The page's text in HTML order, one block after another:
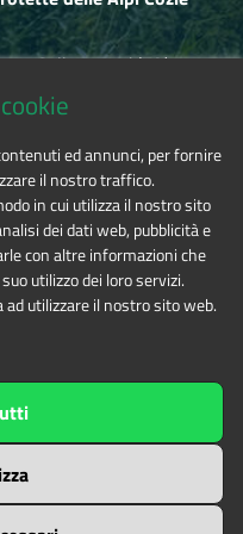
gli alberi imponenti
ha saputo farne nei
alla geologia.
storia di un piccolo
di anni fa sul fondo di
viaggio avventuroso
una montagna e poi fino
Salbertrand (TO)
di gestione delle aree
is licensed under
4.0 International
ed annunci, per fornire
il nostro traffico.
in cui utilizza il nostro sito
dei dati web, pubblicità e
con altre informazioni che
utilizzo dei loro servizi.
utilizzare il nostro sito web.